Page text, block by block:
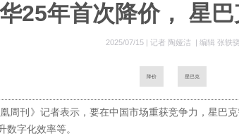
25年首次降价， 星
2025/07/15 |记者 陶娅洁 |编辑 张轶
降价 星巴克
周刊》记者表示，要在中国市场重获竞争力，星巴
数字化效率等。